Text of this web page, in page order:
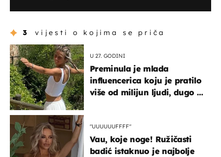
3 vijesti o kojima se priča
U 27. GODINI
Preminula je mlada
influencerica koju je pratilo
više od milijun ljudi, dugo se
"UUUUUUFFFF"
Vau, koje noge! Ružičasti
badić istaknuo je najbolje